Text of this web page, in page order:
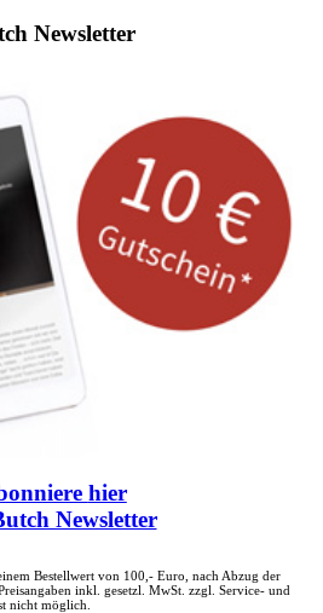
Newsletter
hier
Newsletter
Bestellwert von 100,- Euro, nach Abzug der
inkl. gesetzl. MwSt. zzgl. Service- und
nicht möglich.